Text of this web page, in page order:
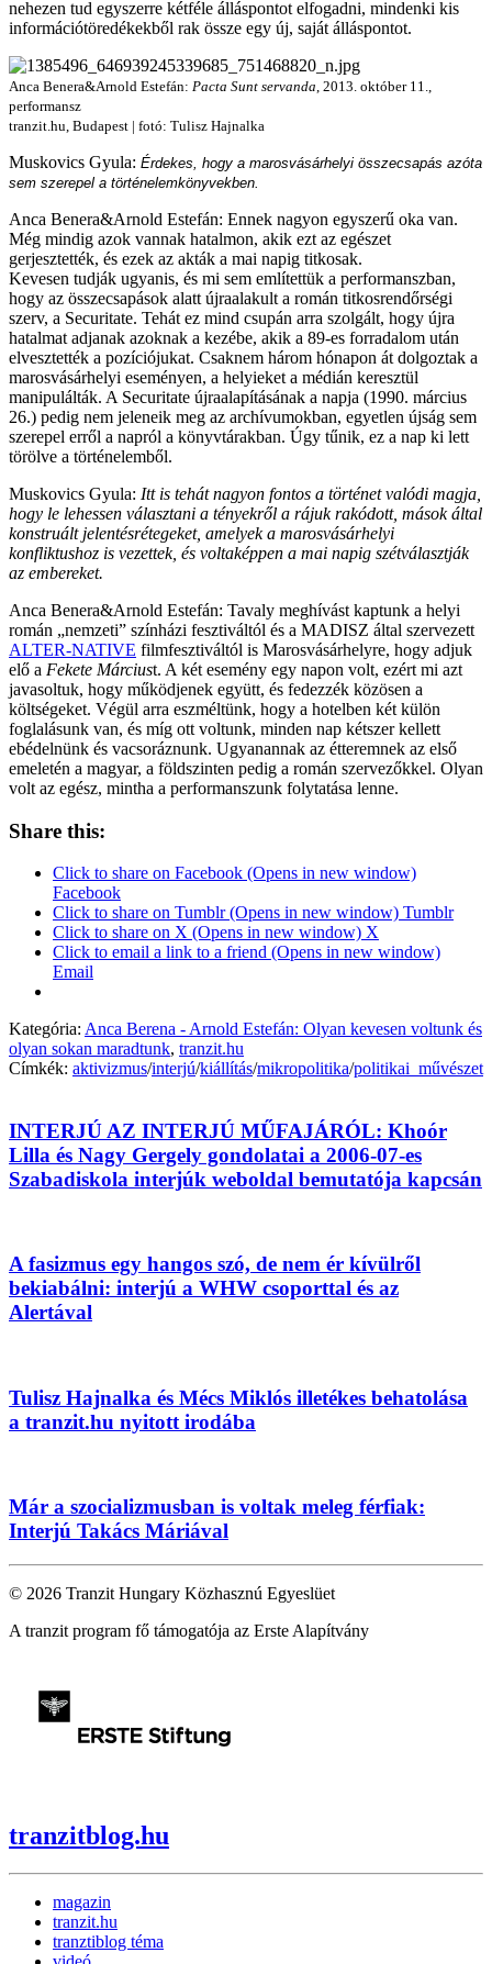
nehezen tud egyszerre kétféle álláspontot elfogadni, mindenki kis
információtöredékekből rak össze egy új, saját álláspontot.
Anca Benera&Arnold Estefán: Pacta Sunt servanda , 2013. október 11.,
performansz
tranzit.hu, Budapest | fotó: Tulisz Hajnalka
Muskovics Gyula: Érdekes, hogy a marosvásárhelyi összecsapás azóta
sem szerepel a történelemkönyvekben.
Anca Benera&Arnold Estefán: Ennek nagyon egyszerű oka van.
Még mindig azok vannak hatalmon, akik ezt az egészet
gerjesztették, és ezek az akták a mai napig titkosak.
Kevesen tudják ugyanis, és mi sem említettük a performanszban,
hogy az összecsapások alatt újraalakult a román titkosrendőrségi
szerv, a Securitate. Tehát ez mind csupán arra szolgált, hogy újra
hatalmat adjanak azoknak a kezébe, akik a 89-es forradalom után
elvesztették a pozíciójukat. Csaknem három hónapon át dolgoztak a
marosvásárhelyi eseményen, a helyieket a médián keresztül
manipulálták. A Securitate újraalapításának a napja (1990. március
26.) pedig nem jeleneik meg az archívumokban, egyetlen újság sem
szerepel erről a napról a könyvtárakban. Úgy tűnik, ez a nap ki lett
törölve a történelemből.
Muskovics Gyula: Itt is tehát nagyon fontos a történet valódi magja,
hogy le lehessen választani a tényekről a rájuk rakódott, mások által
konstruált jelentésrétegeket, amelyek a marosvásárhelyi
konfliktushoz is vezettek, és voltaképpen a mai napig szétválasztják
az embereket.
Anca Benera&Arnold Estefán: Tavaly meghívást kaptunk a helyi
román „nemzeti” színházi fesztiváltól és a MADISZ által szervezett
ALTER-NATIVE filmfesztiváltól is Marosvásárhelyre, hogy adjuk
elő a Fekete Márciust. A két esemény egy napon volt, ezért mi azt
javasoltuk, hogy működjenek együtt, és fedezzék közösen a
költségeket. Végül arra eszméltünk, hogy a hotelben két külön
foglalásunk van, és míg ott voltunk, minden nap kétszer kellett
ebédelnünk és vacsoráznunk. Ugyanannak az étteremnek az első
emeletén a magyar, a földszinten pedig a román szervezőkkel. Olyan
volt az egész, mintha a performanszunk folytatása lenne.
Share this:
Click to share on Facebook (Opens in new window)
Facebook
Click to share on Tumblr (Opens in new window) Tumblr
Click to share on X (Opens in new window) X
Click to email a link to a friend (Opens in new window)
Email
Kategória: Anca Berena - Arnold Estefán: Olyan kevesen voltunk és
olyan sokan maradtunk, tranzit.hu
Címkék: aktivizmus/interjú/kiállítás/mikropolitika/politikai_művészet
INTERJÚ AZ INTERJÚ MŰFAJÁRÓL: Khoór
Lilla és Nagy Gergely gondolatai a 2006-07-es
Szabadiskola interjúk weboldal bemutatója kapcsán
A fasizmus egy hangos szó, de nem ér kívülről
bekiabálni: interjú a WHW csoporttal és az
Alertával
Tulisz Hajnalka és Mécs Miklós illetékes behatolása
a tranzit.hu nyitott irodába
Már a szocializmusban is voltak meleg férfiak:
Interjú Takács Máriával
© 2026 Tranzit Hungary Közhasznú Egyeslüet
A tranzit program fő támogatója az Erste Alapítvány
tranzitblog.hu
magazin
tranzit.hu
tranztiblog téma